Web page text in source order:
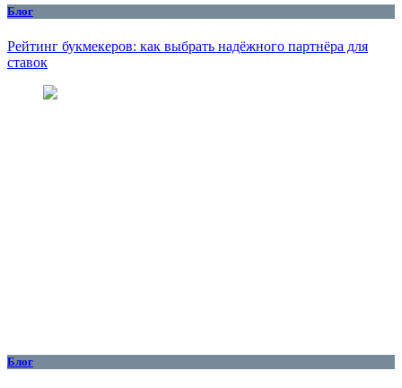
Блог
Рейтинг букмекеров: как выбрать надёжного партнёра для
ставок
Блог